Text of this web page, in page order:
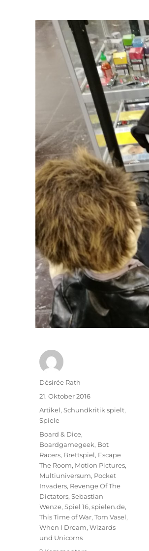
Autor
Désirée Rath
Veröffentlicht
am
21. Oktober 2016
Kategorien
Artikel,Schundkritik spielt,
Spiele
Schlagwörter
Board & Dice,
Boardgamegeek, Bot
Racers, Brettspiel, Escape
The Room, Motion Pictures,
Multiuniversum, Pocket
Invaders, Revenge Of The
Dictators,Sebastian
Wenze,Spiel 16,spielen.de,
This Time of War,Tom Vasel,
When I Dream,Wizards
und Unicorns